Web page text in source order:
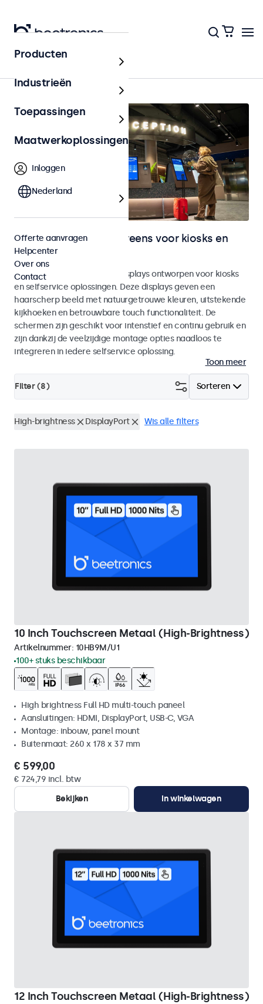
Home
Monitoren en touchscreens voor kiosks en
selfservice
Monitoren en touchscreen displays ontworpen voor kiosks
en selfservice oplossingen. Deze displays geven een
haarscherp beeld met natuurgetrouwe kleuren, uitstekende
kijkhoeken en betrouwbare touch functionaliteit. De
schermen zijn geschikt voor intenstief en continu gebruik en
zijn dankzij de veelzijdige montage opties naadloos te
integreren in iedere selfservice oplossing.
Toon meer
Sorteren
Filter (8)
High-brightness DisplayPort Wis alle filters
10 Inch Touchscreen Metaal (High-Brightness)
Artikelnummer: 10HB9M/U1
100+ stuks beschikbaar
High brightness Full HD multi-touch paneel
Aansluitingen: HDMI, DisplayPort, USB-C, VGA
Montage: inbouw, panel mount
Buitenmaat: 260 x 178 x 37 mm
€ 599,00
€ 724,79 incl. btw
Bekijken
In winkelwagen
12 Inch Touchscreen Metaal (High-Brightness)
Producten
Industrieën
Toepassingen
Maatwerkoplossingen
Inloggen
Nederland
Offerte aanvragen
Helpcenter
Over ons
Contact